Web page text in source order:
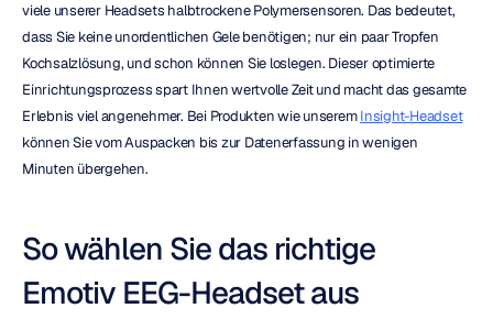
viele unserer Headsets halbtrockene Polymersensoren. Das bedeutet,
dass Sie keine unordentlichen Gele benötigen; nur ein paar Tropfen
Kochsalzlösung, und schon können Sie loslegen. Dieser optimierte
Einrichtungsprozess spart Ihnen wertvolle Zeit und macht das gesamte
Erlebnis viel angenehmer. Bei Produkten wie unserem Insight-Headset
können Sie vom Auspacken bis zur Datenerfassung in wenigen
Minuten übergehen.
So wählen Sie das richtige
Emotiv EEG-Headset aus